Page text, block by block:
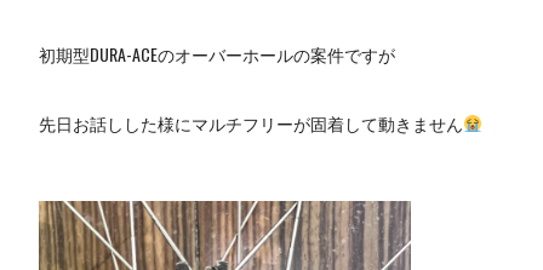
初期型DURA-ACEのオーバーホールの案件ですが
先日お話しした様にマルチフリーが固着して動きません